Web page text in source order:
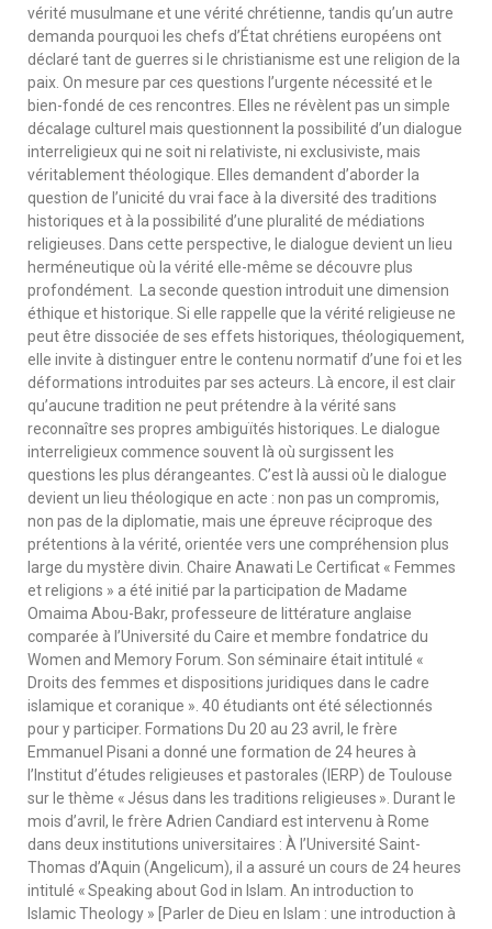
vérité musulmane et une vérité chrétienne, tandis qu’un autre
demanda pourquoi les chefs d’État chrétiens européens ont
déclaré tant de guerres si le christianisme est une religion de la
paix. On mesure par ces questions l’urgente nécessité et le
bien-fondé de ces rencontres. Elles ne révèlent pas un simple
décalage culturel mais questionnent la possibilité d’un dialogue
interreligieux qui ne soit ni relativiste, ni exclusiviste, mais
véritablement théologique. Elles demandent d’aborder la
question de l’unicité du vrai face à la diversité des traditions
historiques et à la possibilité d’une pluralité de médiations
religieuses. Dans cette perspective, le dialogue devient un lieu
herméneutique où la vérité elle-même se découvre plus
profondément. La seconde question introduit une dimension
éthique et historique. Si elle rappelle que la vérité religieuse ne
peut être dissociée de ses effets historiques, théologiquement,
elle invite à distinguer entre le contenu normatif d’une foi et les
déformations introduites par ses acteurs. Là encore, il est clair
qu’aucune tradition ne peut prétendre à la vérité sans
reconnaître ses propres ambiguïtés historiques. Le dialogue
interreligieux commence souvent là où surgissent les
questions les plus dérangeantes. C’est là aussi où le dialogue
devient un lieu théologique en acte : non pas un compromis,
non pas de la diplomatie, mais une épreuve réciproque des
prétentions à la vérité, orientée vers une compréhension plus
large du mystère divin. Chaire Anawati Le Certificat « Femmes
et religions » a été initié par la participation de Madame
Omaima Abou-Bakr, professeure de littérature anglaise
comparée à l’Université du Caire et membre fondatrice du
Women and Memory Forum. Son séminaire était intitulé «
Droits des femmes et dispositions juridiques dans le cadre
islamique et coranique ». 40 étudiants ont été sélectionnés
pour y participer. Formations Du 20 au 23 avril, le frère
Emmanuel Pisani a donné une formation de 24 heures à
l’Institut d’études religieuses et pastorales (IERP) de Toulouse
sur le thème « Jésus dans les traditions religieuses ». Durant le
mois d’avril, le frère Adrien Candiard est intervenu à Rome
dans deux institutions universitaires : À l’Université Saint-
Thomas d’Aquin (Angelicum), il a assuré un cours de 24 heures
intitulé « Speaking about God in Islam. An introduction to
Islamic Theology » [Parler de Dieu en Islam : une introduction à